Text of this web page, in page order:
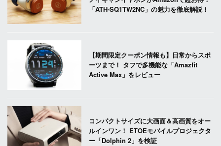
「ATH-SQ1TW2NC」の魅力を徹底解説！
【期間限定クーポン情報も】日常からスポ
ーツまで！ タフで多機能な「Amazfit
Active Max」をレビュー
コンパクトサイズに大画面＆高画質をオー
ルインワン！ ETOEモバイルプロジェクタ
ー「Dolphin 2」を検証